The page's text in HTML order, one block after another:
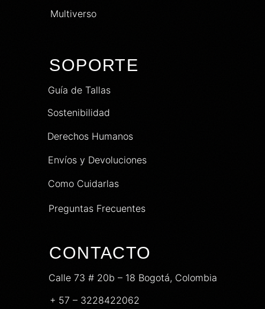
Multiverso
SOPORTE
Guía de Tallas
Sostenibilidad
Derechos Humanos
Envíos y Devoluciones
Como Cuidarlas
Preguntas Frecuentes
CONTACTO
Calle 73 # 20b – 18 Bogotá, Colombia
+ 57 – 3228422062